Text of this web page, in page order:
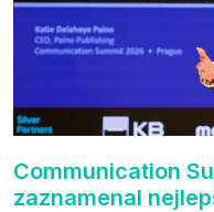
Communication
zaznamenal